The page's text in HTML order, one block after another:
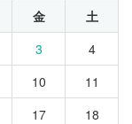
金
土
3
4
10
11
17
18